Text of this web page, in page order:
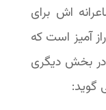
اش برای
آمیز است که
در بخش دیگری
گوید: